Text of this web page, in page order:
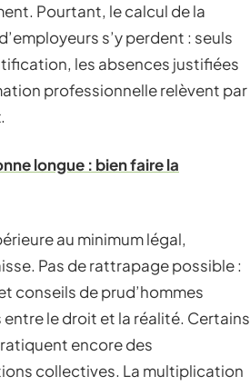
Pourtant, le calcul de la
s’y perdent : seuls
les absences justifiées
professionnelle relèvent par
longue : bien faire la
au minimum légal,
Pas de rattrapage possible :
conseils de prud’hommes
le droit et la réalité. Certains
encore des
collectives. La multiplication